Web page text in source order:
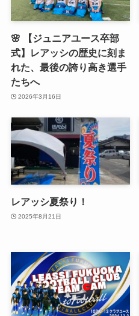
🌸 【ジュニアユース卒部
式】レアッシの歴史に刻ま
れた、最後の誇り高き選手
たちへ
2026年3月16日
レアッシ夏祭り！
2025年8月21日